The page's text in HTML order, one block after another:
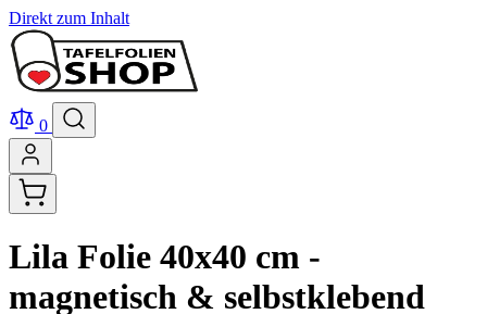
Direkt zum Inhalt
0
Lila Folie 40x40 cm -
magnetisch & selbstklebend